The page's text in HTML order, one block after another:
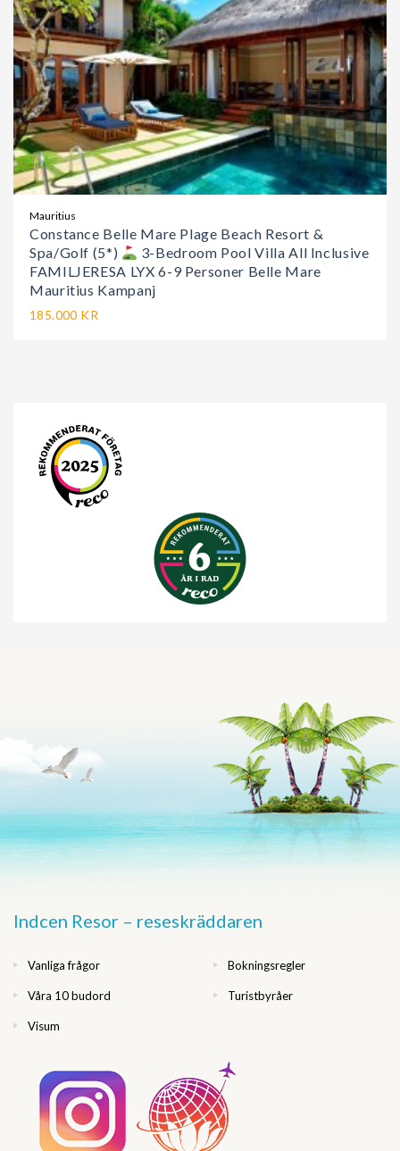
Mauritius
Constance Belle Mare Plage Beach Resort &
Spa/Golf (5*)
3-Bedroom Pool Villa All Inclusive
FAMILJERESA LYX 6-9 Personer Belle Mare
Mauritius Kampanj
185.000 KR
Indcen Resor – reseskräddaren
Vanliga frågor Bokningsregler
Våra 10 budord Turistbyråer
Visum